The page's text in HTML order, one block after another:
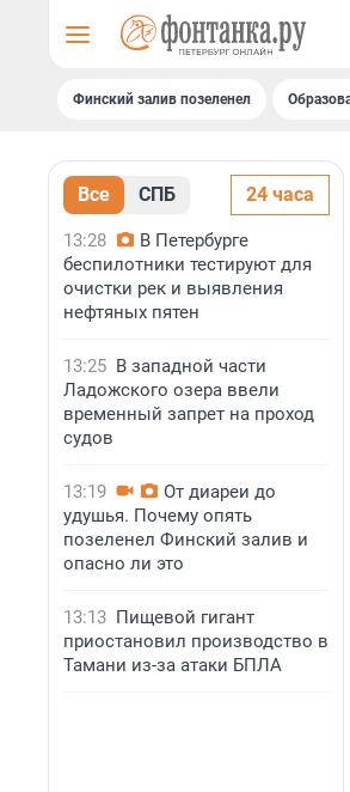
Финский залив позеленел
Все СПБ 24 часа
13:28
В Петербурге
беспилотники тестируют для
очистки рек и выявления
нефтяных пятен
13:25 В западной части
Ладожского озера ввели
временный запрет на проход
судов
13:19
От диареи до
удушья. Почему опять
позеленел Финский залив и
опасно ли это
13:13 Пищевой гигант
приостановил производство в
Тамани из-за атаки БПЛА